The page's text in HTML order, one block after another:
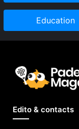
Education
Edito & contacts